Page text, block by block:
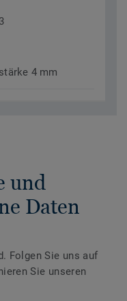
4 mm
und
Daten
Folgen Sie uns auf
Sie unseren